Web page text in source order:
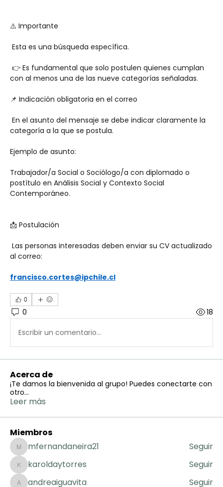
⚠️ Importante
Esta es una búsqueda específica.
👉 Es fundamental que solo postulen quienes cumplan
con al menos una de las nueve categorías señaladas.
📌 Indicación obligatoria en el correo
En el asunto del mensaje se debe indicar claramente la
categoría a la que se postula.
Ejemplo de asunto:
Trabajador/a Social o Sociólogo/a con diplomado o
postítulo en Análisis Social y Contexto Social
Contemporáneo.
📩 Postulación
Las personas interesadas deben enviar su CV actualizado
al correo:
francisco.cortes@ipchile.cl
0
0 18
Escribir un comentario...
Acerca de
¡Te damos la bienvenida al grupo! Puedes conectarte con
otro...
Leer más
Miembros
mfernandaneira21
mfernandaneira21 Seguir
karoldaytorres
karoldaytorres Seguir
andreaiguavita Seguir